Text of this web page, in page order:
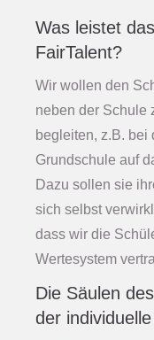
Was leistet
FairTalent?
Wir wollen den
neben der Schule
begleiten, z.B. bei
Grundschule auf
Dazu sollen sie
sich selbst
dass wir die
Wertesystem
Die Säulen
der